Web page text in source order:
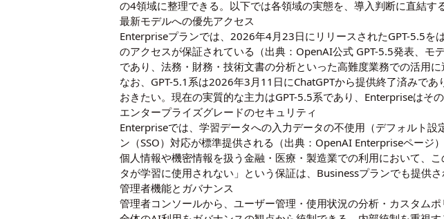
の4領域に整理できる。以下では各領域の実態を、導入判断に直結す
最新モデルへの優先アクセス
Enterpriseプランでは、2026年4月23日にリリースされたGPT-5.5を
のアクセスが保証されている（出典： OpenAI公式 GPT-5.5発表、 モ
であり、法務・財務・技術文書の分析といった高難度業務での活用に
なお、GPT-5.1系は2026年3月11日にChatGPTから提供終了済みで
おきたい。現在の実質的な主力はGPT-5.5系であり、Enterpriseはそ
エンタープライズグレードのセキュリティ
Enterpriseでは、学習データへの入力データの不使用（デフォルト
ン（SSO）対応が標準提供される（出典： OpenAI Enterpriseページ
個人情報や機密情報を扱う金融・医療・製造業での利用において、
タが学習に使用されない」という保証は、Businessプランでも提供
管理者機能とガバナンス
管理者コンソールから、ユーザー管理・使用状況の分析・カスタム